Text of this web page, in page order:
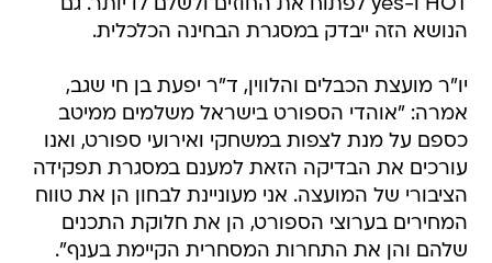
HOT ו-yes לפתוח את החוזים ולשלם לו יותר. גם
הנושא הזה ייבדק במסגרת הבחינה הכלכלית.
יו"ר מועצת הכבלים והלווין, ד"ר יפעת בן חי שגב,
אמרה: "אוהדי הספורט בישראל משלמים ממיטב
כספם על מנת לצפות במשחקי ואירועי ספורט, ואנו
עורכים את הבדיקה הזאת למענם במסגרת תפקידה
הציבורי של המועצה. אני מעוניינת לבחון הן את טווח
המחירים בערוצי הספורט, הן את חלוקת התכנים
שלהם והן את התחרות המסחרית הקיימת בענף".